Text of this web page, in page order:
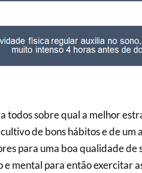
todos sobre qual a melhor
de bons hábitos e de
para uma boa qualidade de
mental para então exercitar